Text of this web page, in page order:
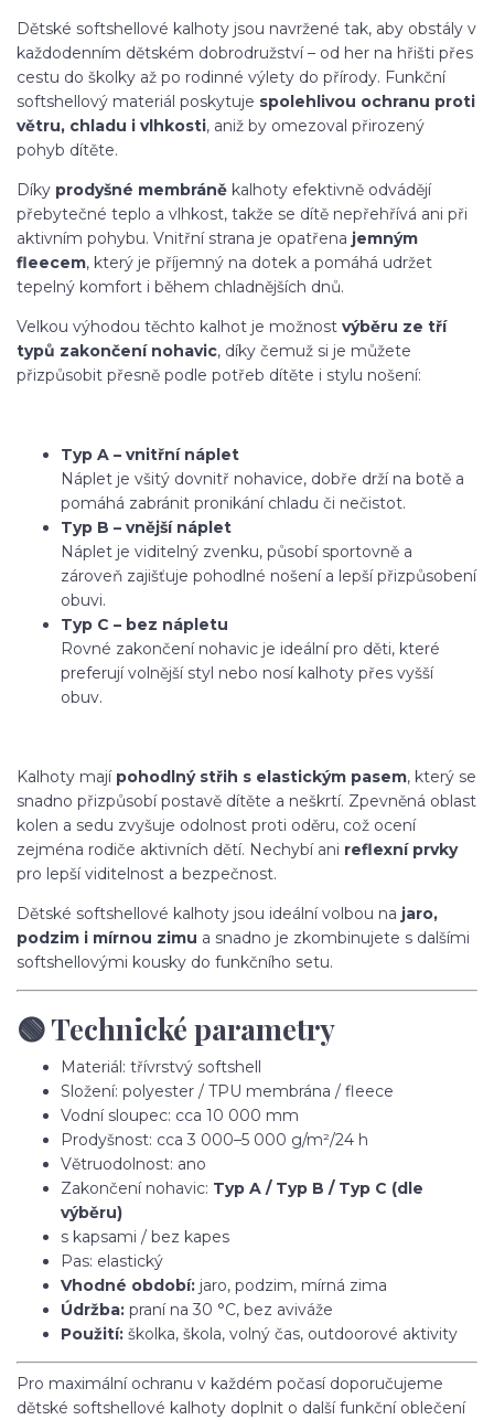
Dětské softshellové kalhoty jsou navržené tak, aby obstály v
každodenním dětském dobrodružství – od her na hřišti přes
cestu do školky až po rodinné výlety do přírody. Funkční
softshellový materiál poskytuje spolehlivou ochranu proti
větru, chladu i vlhkosti, aniž by omezoval přirozený
pohyb dítěte.
Díky prodyšné membráně kalhoty efektivně odvádějí
přebytečné teplo a vlhkost, takže se dítě nepřehřívá ani při
aktivním pohybu. Vnitřní strana je opatřena jemným
fleecem, který je příjemný na dotek a pomáhá udržet
tepelný komfort i během chladnějších dnů.
Velkou výhodou těchto kalhot je možnost výběru ze tří
typů zakončení nohavic, díky čemuž si je můžete
přizpůsobit přesně podle potřeb dítěte i stylu nošení:
Typ A – vnitřní náplet
Náplet je všitý dovnitř nohavice, dobře drží na botě a
pomáhá zabránit pronikání chladu či nečistot.
Typ B – vnější náplet
Náplet je viditelný zvenku, působí sportovně a
zároveň zajišťuje pohodlné nošení a lepší přizpůsobení
obuvi.
Typ C – bez nápletu
Rovné zakončení nohavic je ideální pro děti, které
preferují volnější styl nebo nosí kalhoty přes vyšší
obuv.
Kalhoty mají pohodlný střih s elastickým pasem, který se
snadno přizpůsobí postavě dítěte a neškrtí. Zpevněná oblast
kolen a sedu zvyšuje odolnost proti oděru, což ocení
zejména rodiče aktivních dětí. Nechybí ani reflexní prvky
pro lepší viditelnost a bezpečnost.
Dětské softshellové kalhoty jsou ideální volbou na jaro,
podzim i mírnou zimu a snadno je zkombinujete s dalšími
softshellovými kousky do funkčního setu.
🟢 Technické parametry
Materiál: třívrstvý softshell
Složení: polyester / TPU membrána / fleece
Vodní sloupec: cca 10 000 mm
Prodyšnost: cca 3 000–5 000 g/m²/24 h
Větruodolnost: ano
Zakončení nohavic: Typ A / Typ B / Typ C (dle
výběru)
s kapsami / bez kapes
Pas: elastický
Vhodné období: jaro, podzim, mírná zima
Údržba: praní na 30 °C, bez aviváže
Použití: školka, škola, volný čas, outdoorové aktivity
Pro maximální ochranu v každém počasí doporučujeme
dětské softshellové kalhoty doplnit o další funkční oblečení